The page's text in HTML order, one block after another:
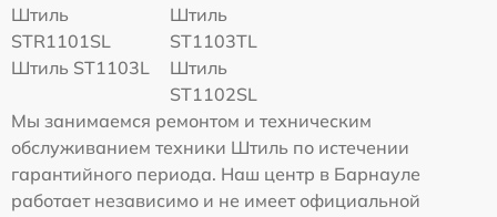
Штиль
STR1101SL
Штиль
ST1103TL
Штиль ST1103L
Штиль
ST1102SL
Мы занимаемся ремонтом и техническим
обслуживанием техники Штиль по истечении
гарантийного периода. Наш центр в Барнауле
работает независимо и не имеет официальной